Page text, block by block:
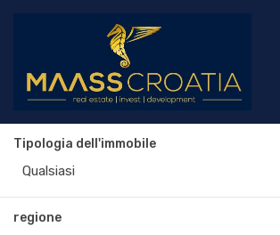
Tipologia dell'immobile
Qualsiasi
regione